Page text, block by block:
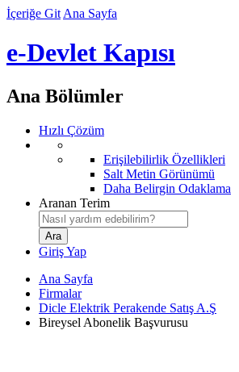
İçeriğe Git Ana Sayfa
e-Devlet Kapısı
Ana Bölümler
Hızlı Çözüm
Erişilebilirlik Özellikleri
Salt Metin Görünümü
Daha Belirgin Odaklama
Aranan Terim
Giriş Yap
Ana Sayfa
Firmalar
Dicle Elektrik Perakende Satış A.Ş
Bireysel Abonelik Başvurusu